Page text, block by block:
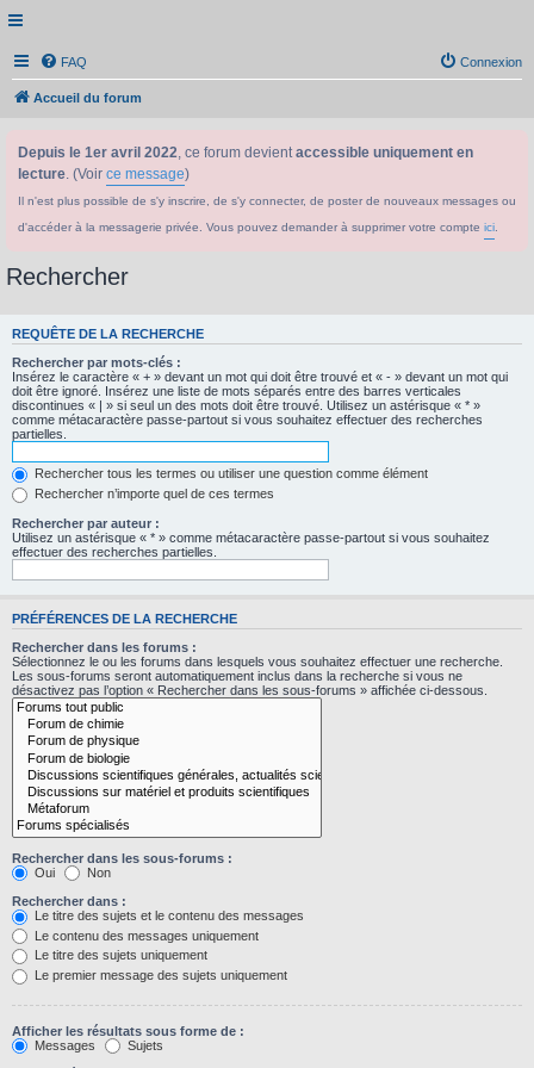
FAQ Connexion
Accueil du forum
Depuis le 1er avril 2022, ce forum devientaccessible uniquement en
lecture. (Voir ce message)
Il n'est plus possible de s'y inscrire, de s'y connecter, de poster de nouveaux messages ou
d'accéder à la messagerie privée. Vous pouvez demander à supprimer votre compte ici
Rechercher
REQUÊTE DE LA RECHERCHE
Rechercher par mots-clés :
Insérez le caractère « + » devant un mot qui doit être trouvé et « - » devant un mot qui
doit être ignoré. Insérez une liste de mots séparés entre des barres verticales
discontinues « | » si seul un des mots doit être trouvé. Utilisez un astérisque « * »
comme métacaractère passe-partout si vous souhaitez effectuer des recherches
partielles.
Rechercher tous les termes ou utiliser une question comme élément
Rechercher n’importe quel de ces termes
Rechercher par auteur :
Utilisez un astérisque « * » comme métacaractère passe-partout si vous souhaitez
effectuer des recherches partielles.
PRÉFÉRENCES DE LA RECHERCHE
Rechercher dans les forums :
Sélectionnez le ou les forums dans lesquels vous souhaitez effectuer une recherche.
Les sous-forums seront automatiquement inclus dans la recherche si vous ne
désactivez pas l’option « Rechercher dans les sous-forums » affichée ci-dessous.
Rechercher dans les sous-forums :
Oui
Non
Rechercher dans :
Le titre des sujets et le contenu des messages
Le contenu des messages uniquement
Le titre des sujets uniquement
Le premier message des sujets uniquement
Afficher les résultats sous forme de :
Messages
Sujets